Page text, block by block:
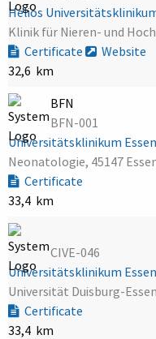
Helios
Klinik für Nieren- und
Certificate
Website
32,6 km
BFN
BFN-001
Universitätsklinikum Essen
Neonatologie, 45147
Certificate
33,4 km
CIVE-046
Universitätsklinikum Essen
Universität Duisburg-
Certificate
33,4 km